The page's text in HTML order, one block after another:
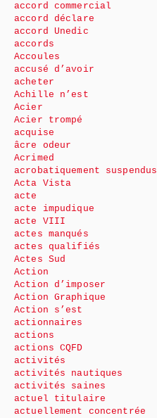
accord commercial
accord déclare
accord Unedic
accords
Accoules
accusé d’avoir
acheter
Achille n’est
Acier
Acier trompé
acquise
âcre odeur
Acrimed
acrobatiquement suspendus
Acta Vista
acte
acte impudique
acte VIII
actes manqués
actes qualifiés
Actes Sud
Action
Action d’imposer
Action Graphique
Action s’est
actionnaires
actions
actions CQFD
activités
activités nautiques
activités saines
actuel titulaire
actuellement concentrée